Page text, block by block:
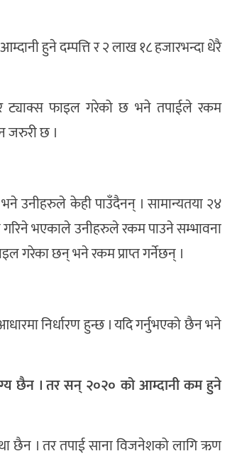
हुने दम्पत्ति र २ लाख १८ हजारभन्दा धेरै
ट्याक्स फाइल गरेको छ भने तपाईले रकम
जरुरी छ ।
उनीहरुले केही पाउँदैनन् । सामान्यतया २४
गरिने भएकाले उनीहरुले रकम पाउने सम्भावना
गरेका छन् भने रकम प्राप्त गर्नेछन् ।
निर्धारण हुन्छ । यदि गर्नुभएको छैन भने
छैन । तर सन् २०२० को आम्दानी कम हुने
छैन । तर तपाई साना विजनेशको लागि ऋण